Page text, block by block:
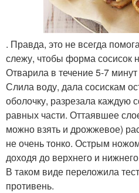
. Правда, это не всегда
слежу, чтобы форма сосисок
Отварила в течение 5-7
Слила воду, дала сосискам
оболочку, разрезала каждую
равных части. Оттаявшее
можно взять и дрожжевое)
не очень тонко. Острым
доходя до верхнего и
В таком виде переложила
противень.